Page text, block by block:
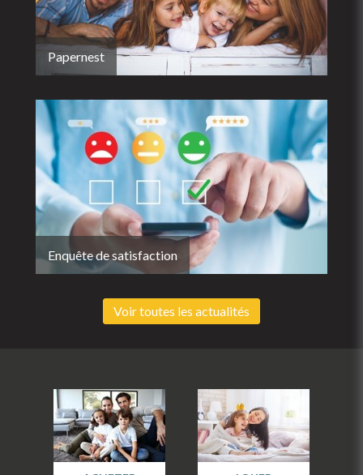
Papernest
Enquête de satisfaction
Voir toutes les actualités